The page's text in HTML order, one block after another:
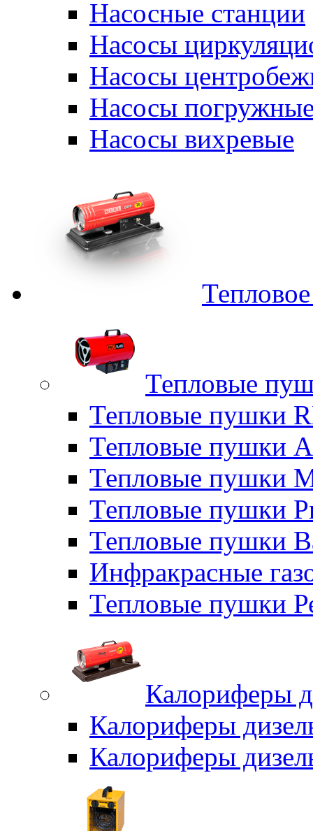
Насосные станции
Насосы
Насосы
Насосы
Насосы вихревые
Тепловые
Тепловые пушки
Тепловые пушки
Тепловые пушки
Тепловые пушки
Тепловые пушки
Инфракрасные
Тепловые пушки
Калориферы
Калориферы
Калориферы